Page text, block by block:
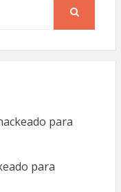
para
para